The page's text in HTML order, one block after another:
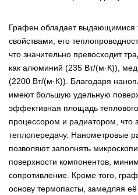
Графен обладает выдающимися
свойствами, его
что значительно превосходит
как алюминий (235 Вт/(м·К)),
(2200 Вт/(м·К)). Благодаря
имеют большую удельную
эффективная площадь
процессором и радиатором, что
теплопередачу. Нанометровые
позволяют заполнять
поверхности компонентов,
сопротивление. Кроме того,
основу термопасты, замедляя